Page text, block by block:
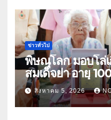
ข่าวทั่วไป
พิษณุโลก มอบโล่
สมเด็จย่า อายุ 100 ปี “นางจอม
เนตร” ตำบลบ้านก
สิงหาคม 5, 2026